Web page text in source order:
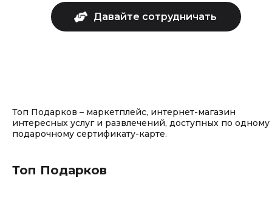
Топ Подарков – маркетплейс, интернет-магазин
интересных услуг и развлечений, доступных по одному
подарочному сертификату-карте.
Топ Подарков